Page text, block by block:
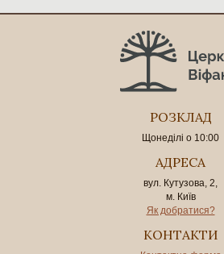
РОЗКЛАД
Щонеділі о 10:00
АДРЕСА
вул. Кутузова, 2,
м. Київ
Як добратися?
КОНТАКТИ